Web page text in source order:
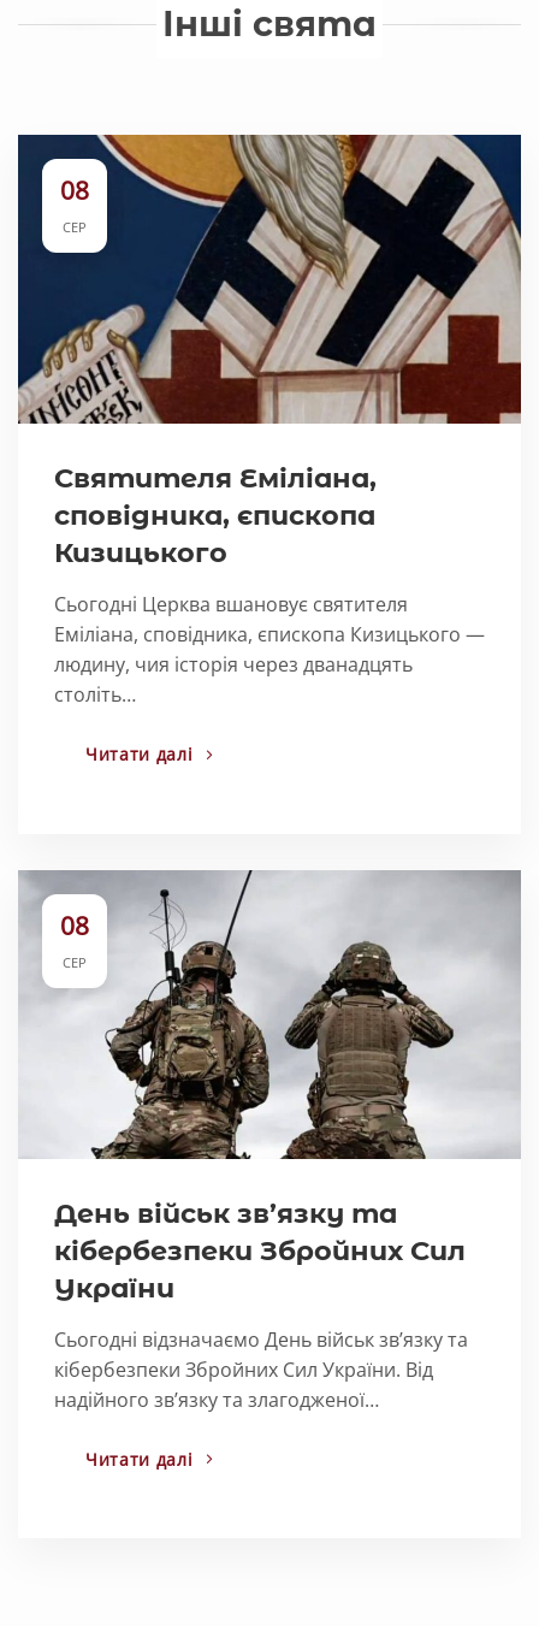
Інші свята
08
СЕР
Святителя Еміліана,
сповідника, єпископа
Кизицького
Сьогодні Церква вшановує святителя
Еміліана, сповідника, єпископа Кизицького —
людину, чия історія через дванадцять
століть…
Читати далі
08
СЕР
День військ зв’язку та
кібербезпеки Збройних Сил
України
Сьогодні відзначаємо День військ зв’язку та
кібербезпеки Збройних Сил України. Від
надійного зв’язку та злагодженої…
Читати далі